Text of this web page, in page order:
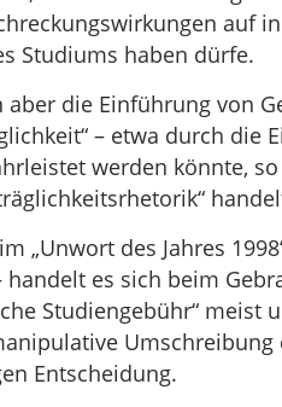
auf
Studiums haben dürfe.
aber die Einführung von
– etwa durch die
werden könnte,
„Unwort des Jahres
handelt es sich beim
Studiengebühr“ meist
Entscheidung.